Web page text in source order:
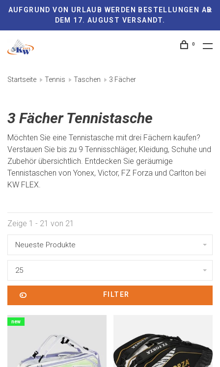
AUFGRUND VON URLAUB WERDEN BESTELLUNGEN AB
DEM 17. AUGUST VERSANDT.
0
Startseite Tennis Taschen 3 Fächer
3 Fächer Tennistasche
Möchten Sie eine Tennistasche mit drei Fächern kaufen?
Verstauen Sie bis zu 9 Tennisschläger, Kleidung, Schuhe und
Zubehör übersichtlich. Entdecken Sie geräumige
Tennistaschen von Yonex, Victor, FZ Forza und Carlton bei
KW FLEX.
Zeige 1 - 21 von 21
Neueste Produkte
25
FILTER
new